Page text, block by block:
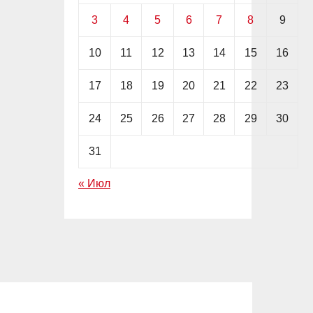
3 4 5 6 7 8 9
10 11 12 13 14 15 16
17 18 19 20 21 22 23
24 25 26 27 28 29 30
31
« Июл